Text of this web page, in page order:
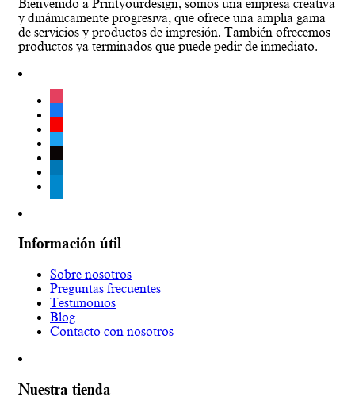
Bienvenido a Printyourdesign, somos una empresa creativa
y dinámicamente progresiva, que ofrece una amplia gama
de servicios y productos de impresión. También ofrecemos
productos ya terminados que puede pedir de inmediato.
instagram
facebook
youtube
twitter
tiktok
Información útil
Sobre nosotros
Preguntas frecuentes
Testimonios
Blog
Contacto con nosotros
Nuestra tienda